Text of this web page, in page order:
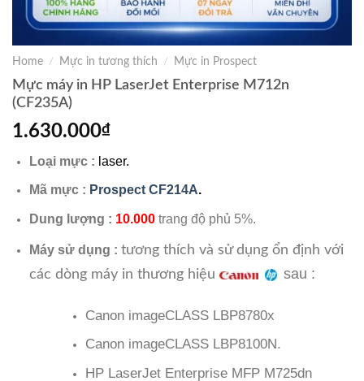
Home / Mực in tương thích / Mực in Prospect
Mực máy in HP LaserJet Enterprise M712n
(CF235A)
1.630.000₫
Loại mực : laser.
Mã mực : Prospect CF214A.
Dung lượng : 10.000trang độ phủ 5%.
Máy sử dụng : tương thích và sử dụng ổn định với
các dòng máy in thương hiệu
sau :
Canon imageCLASS LBP8780x
Canon imageCLASS LBP8100N.
HP LaserJet Enterprise MFP M725dn